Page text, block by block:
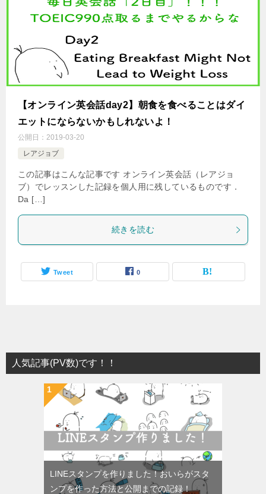
【オンライン英会話day2】朝食を食べることはダイ
エットにならないかもしれないよ！
公開日： 2019-03-20
レアジョブ
この記事はこんな記事です オンライン英会話（レアジョ
ブ）でレッスンした記録を個人用に残しているものです．
Da […]
続きを読む
Tweet 0
人気記事(PV数)です！！
LINEスタンプを作りました！おいらがスタ
ンプを作った方法と公開までの記録！